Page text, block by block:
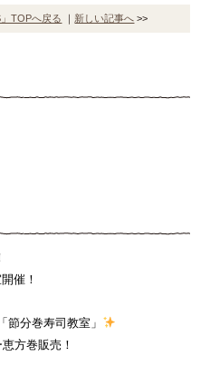
」TOPへ戻る ｜ 新しい記事へ >>
催！
節分巻寿司教室」
方巻販売！